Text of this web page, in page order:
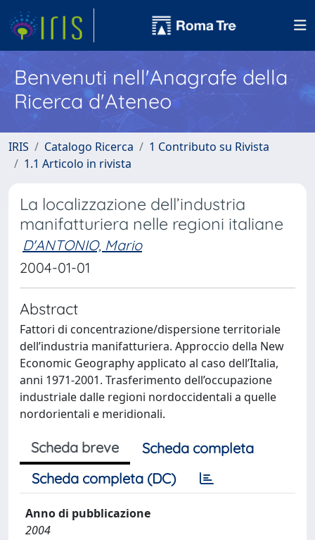
Benvenuti nell'Anagrafe della
Ricerca d'Ateneo
IRIS Catalogo Ricerca
1 Contributo su Rivista
1.1 Articolo in rivista
La localizzazione dell’industria
manifatturiera nelle regioni italiane
D'ANTONIO, Mario
2004-01-01
Abstract
Fattori di concentrazione/dispersione territoriale
dell’industria manifatturiera. Approccio della New
Economic Geography applicato al caso dell’Italia,
anni 1971-2001. Trasferimento dell’occupazione
industriale dalle regioni nordoccidentali a quelle
nordorientali e meridionali.
Scheda breve
Scheda completa
Scheda completa (DC)
Anno di pubblicazione
2004